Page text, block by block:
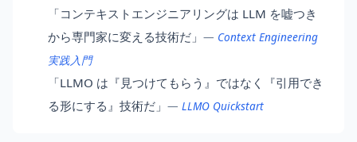
「コンテキストエンジニアリングは LLM を嘘つき
から専門家に変える技術だ」 — Context Engineering
実践入門
「LLMO は『見つけてもらう』ではなく『引用でき
る形にする』技術だ」 — LLMO Quickstart